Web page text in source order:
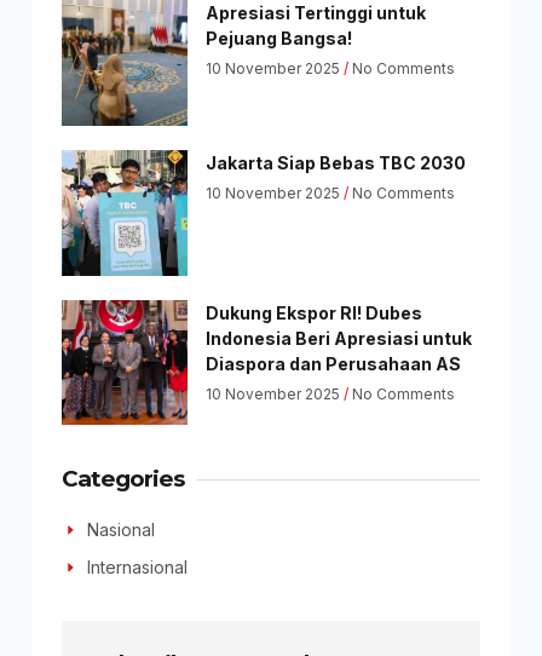
Apresiasi Tertinggi untuk
Pejuang Bangsa!
10 November 2025 No Comments
Jakarta Siap Bebas TBC 2030
10 November 2025 No Comments
Dukung Ekspor RI! Dubes
Indonesia Beri Apresiasi untuk
Diaspora dan Perusahaan AS
10 November 2025 No Comments
Categories
Nasional
Internasional